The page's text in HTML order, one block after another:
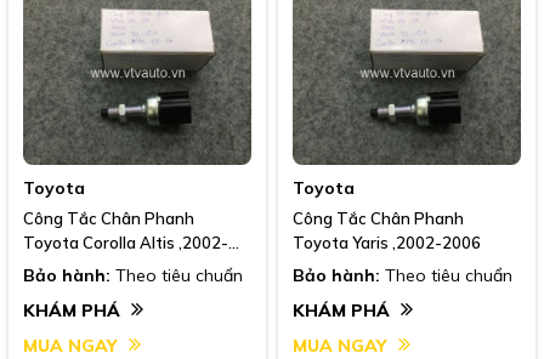
Toyota
Công Tắc Chân Phanh
Toyota Corolla Altis ,2002-
2007
Bảo hành: Theo tiêu chuẩn
KHÁM PHÁ
MUA NGAY
Toyota
Công Tắc Chân Phanh
Toyota Yaris ,2002-2006
Bảo hành: Theo tiêu chuẩn
KHÁM PHÁ
MUA NGAY